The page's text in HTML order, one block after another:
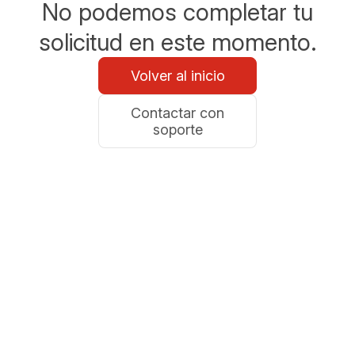
No podemos completar tu
solicitud en este momento.
Volver al inicio
Contactar con
soporte